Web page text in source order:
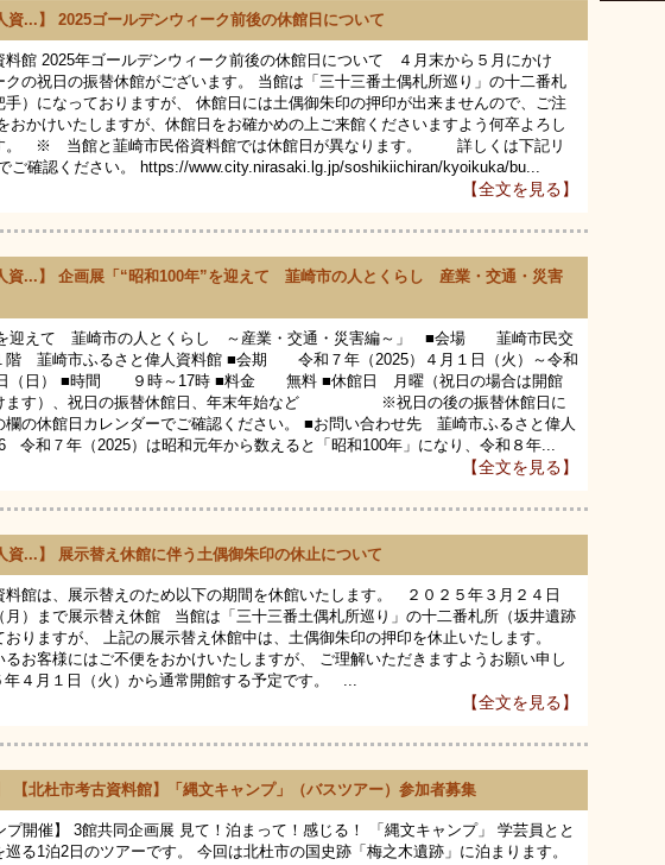
資...】 2025ゴールデンウィーク前後の休館日について
料館 2025年ゴールデンウィーク前後の休館日について ４月末から５月にかけ
の祝日の振替休館がございます。 当館は「三十三番土偶札所巡り」の十二番札
手）になっておりますが、 休館日には土偶御朱印の押印が出来ませんので、ご注
おかけいたしますが、休館日をお確かめの上ご来館くださいますよう何卒よろし
。 ※ 当館と韮崎市民俗資料館では休館日が異なります。 詳しくは下記リ
ご確認ください。 https://www.city.nirasaki.lg.jp/soshikiichiran/kyoikuka/bu...
【全文を見る】
資...】 企画展「“昭和100年”を迎えて 韮崎市の人とくらし 産業・交通・災害
を迎えて 韮崎市の人とくらし ～産業・交通・災害編～」 ■会場 韮崎市民交
階 韮崎市ふるさと偉人資料館 ■会期 令和７年（2025）４月１日（火）～令和
日（日） ■時間 ９時～17時 ■料金 無料 ■休館日 月曜（祝日の場合は開館
けます）、祝日の振替休館日、年末年始など ※祝日の後の振替休館日に
欄の休館日カレンダーでご確認ください。 ■お問い合わせ先 韮崎市ふるさと偉人
令和７年（2025）は昭和元年から数えると「昭和100年」になり、令和８年...
【全文を見る】
資...】 展示替え休館に伴う土偶御朱印の休止について
料館は、展示替えのため以下の期間を休館いたします。 ２０２５年３月２４日
月）まで展示替え休館 当館は「三十三番土偶札所巡り」の十二番札所（坂井遺跡
りますが、 上記の展示替え休館中は、土偶御朱印の押印を休止いたします。
るお客様にはご不便をおかけいたしますが、 ご理解いただきますようお願い申し
４月１日（火）から通常開館する予定です。 ...
【全文を見る】
【北杜市考古資料館】「縄文キャンプ」（バスツアー）参加者募集
プ開催】 3館共同企画展 見て！泊まって！感じる！ 「縄文キャンプ」 学芸員とと
る1泊2日のツアーです。 今回は北杜市の国史跡「梅之木遺跡」に泊まります。